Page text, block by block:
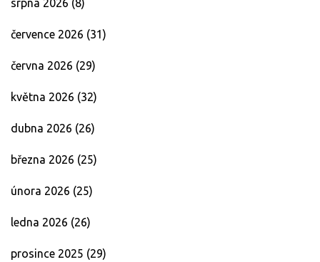
srpna 2026 (8)
července 2026 (31)
června 2026 (29)
května 2026 (32)
dubna 2026 (26)
března 2026 (25)
února 2026 (25)
ledna 2026 (26)
prosince 2025 (29)